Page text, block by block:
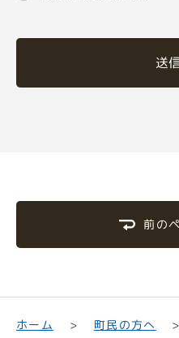
送
前の
ホーム 町民の方へ